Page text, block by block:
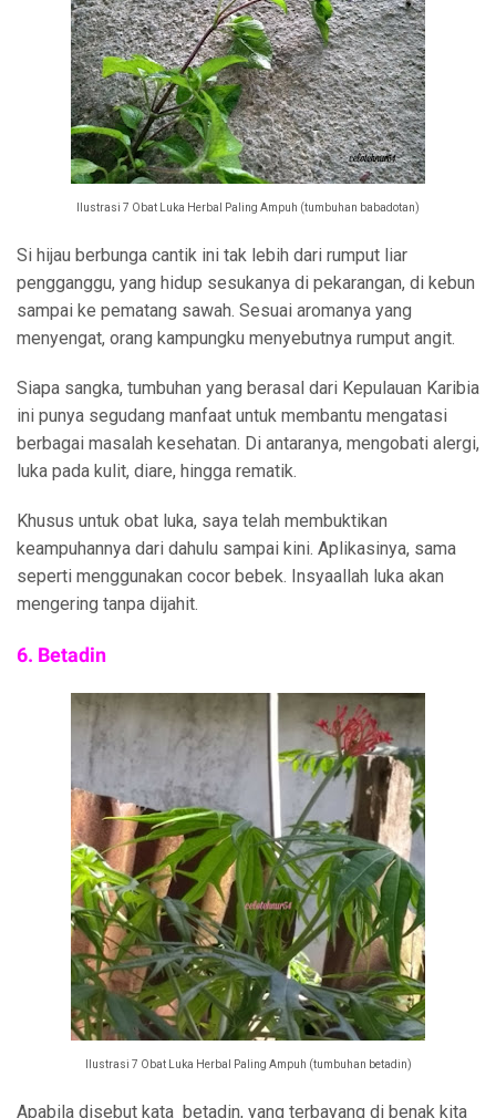
Ilustrasi 7 Obat Luka Herbal Paling Ampuh (tumbuhan babadotan)
Si hijau berbunga cantik ini tak lebih dari rumput liar
pengganggu, yang hidup sesukanya di pekarangan, di kebun
sampai ke pematang sawah. Sesuai aromanya yang
menyengat, orang kampungku menyebutnya rumput angit.
Siapa sangka, tumbuhan yang berasal dari Kepulauan Karibia
ini punya segudang manfaat untuk membantu mengatasi
berbagai masalah kesehatan. Di antaranya, mengobati alergi,
luka pada kulit, diare, hingga rematik.
Khusus untuk obat luka, saya telah membuktikan
keampuhannya dari dahulu sampai kini. Aplikasinya, sama
seperti menggunakan cocor bebek. Insyaallah luka akan
mengering tanpa dijahit.
6. Betadin
Ilustrasi 7 Obat Luka Herbal Paling Ampuh (tumbuhan betadin)
Apabila disebut kata betadin, yang terbayang di benak kita